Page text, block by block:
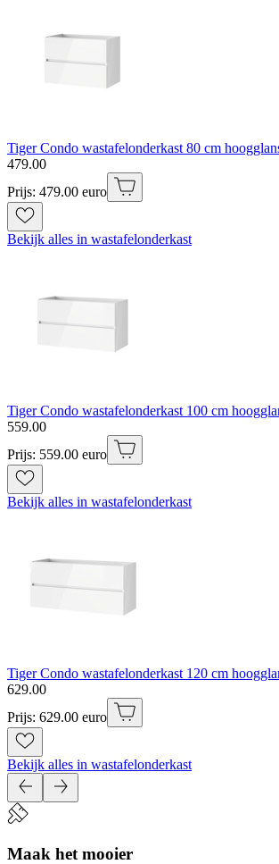
Tiger Condo wastafelonderkast 80 cm
479.00
Prijs: 479.00 euro
Bekijk alles in wastafelonderkast
Tiger Condo wastafelonderkast 100 cm
559.00
Prijs: 559.00 euro
Bekijk alles in wastafelonderkast
Tiger Condo wastafelonderkast 120 cm
629.00
Prijs: 629.00 euro
Bekijk alles in wastafelonderkast
Maak het mooier